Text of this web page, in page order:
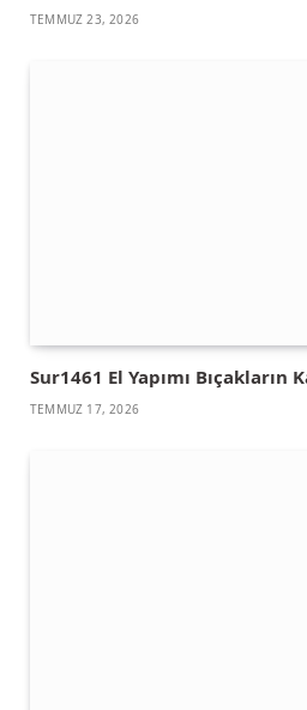
TEMMUZ 23, 2026
Sur1461 El Yapımı
TEMMUZ 17, 2026